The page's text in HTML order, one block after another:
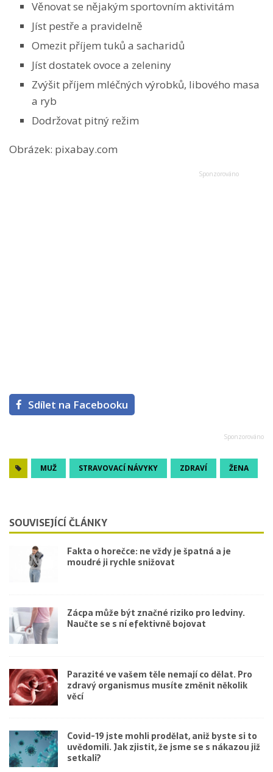
Věnovat se nějakým sportovním aktivitám
Jíst pestře a pravidelně
Omezit příjem tuků a sacharidů
Jíst dostatek ovoce a zeleniny
Zvýšit příjem mléčných výrobků, libového masa
a ryb
Dodržovat pitný režim
Obrázek: pixabay.com
Sdílet na Facebooku
MUŽ STRAVOVACÍ NÁVYKY ZDRAVÍ ŽENA
SOUVISEJÍCÍ ČLÁNKY
Fakta o horečce: ne vždy je špatná a je
moudré ji rychle snižovat
Zácpa může být značné riziko pro ledviny.
Naučte se s ní efektivně bojovat
Parazité ve vašem těle nemají co dělat. Pro
zdravý organismus musíte změnit několik
věcí
Covid-19 jste mohli prodělat, aniž byste si to
uvědomili. Jak zjistit, že jsme se s nákazou již
setkali?